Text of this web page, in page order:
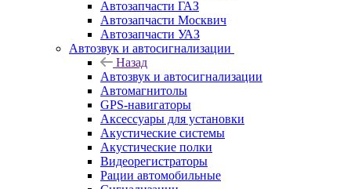
Автозапчасти ГАЗ
Автозапчасти Москвич
Автозапчасти УАЗ
Автозвук и автосигнализации
Назад
Автозвук и автосигнализации
Автомагнитолы
GPS-навигаторы
Аксессуары для установки
Акустические системы
Акустические полки
Видеорегистраторы
Рации автомобильные